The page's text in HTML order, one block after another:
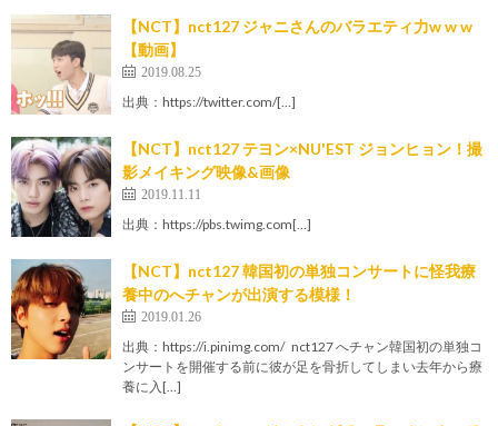
【NCT】nct127 ジャニさんのバラエティ力w w w
【動画】
2019.08.25
出典：https://twitter.com/[…]
【NCT】nct127 テヨン×NU'EST ジョンヒョン！撮
影メイキング映像&画像
2019.11.11
出典：https://pbs.twimg.com[…]
【NCT】nct127 韓国初の単独コンサートに怪我療
養中のへチャンが出演する模様！
2019.01.26
出典：https://i.pinimg.com/ nct127 へチャン韓国初の単独コ
ンサートを開催する前に彼が足を骨折してしまい去年から療
養に入[…]